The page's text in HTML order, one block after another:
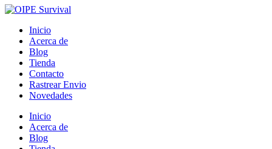
Inicio
Acerca de
Blog
Tienda
Contacto
Rastrear Envio
Novedades
Inicio
Acerca de
Blog